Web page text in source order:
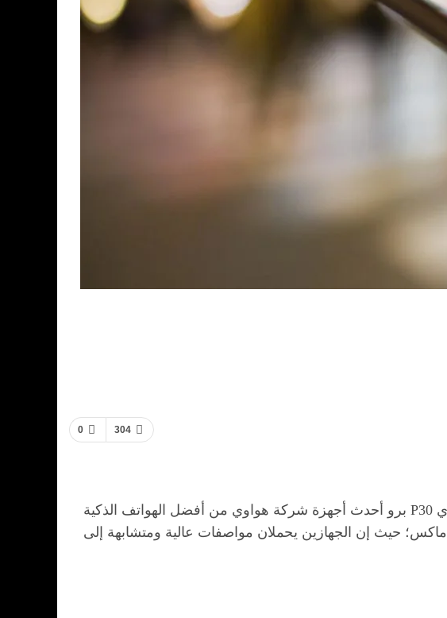
0 304
تنافس شركة هواوي في سوق الهواتف الذكية كل من شركتي سامسونج وابل، يعتبر جهاز هواوي P30 برو أحدث أجهزة شركة هواوي من أفضل الهواتف الذكية
في عام 2019، الأمر الذي يضعه بمنافسة كبيرة مع أحدث أجهزة شركة أبل وهو جهاز ايفون XS ماكس؛ حيث إن الجهازين يحملان مواصفات عالية ومتشابهة إلى